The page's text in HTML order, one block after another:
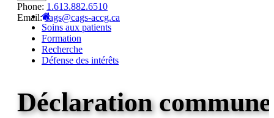
Phone: 1.613.882.6510
Email:cags@cags-accg.ca
Soins aux patients
Formation
Recherche
Défense des intérêts
Déclaration commune